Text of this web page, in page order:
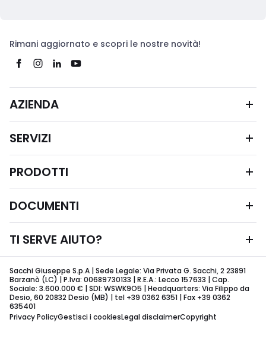
Rimani aggiornato e scopri le nostre novità!
AZIENDA
SERVIZI
PRODOTTI
DOCUMENTI
TI SERVE AIUTO?
Sacchi Giuseppe S.p.A | Sede Legale: Via Privata G. Sacchi, 2 23891
Barzanò (LC) | P.Iva: 00689730133 | R.E.A.: Lecco 157633 | Cap.
Sociale: 3.600.000 € | SDI: WSWK9O5 | Headquarters: Via Filippo da
Desio, 60 20832 Desio (MB) | tel +39 0362 6351 | Fax +39 0362
635401
Privacy PolicyGestisci i cookiesLegal disclaimerCopyright